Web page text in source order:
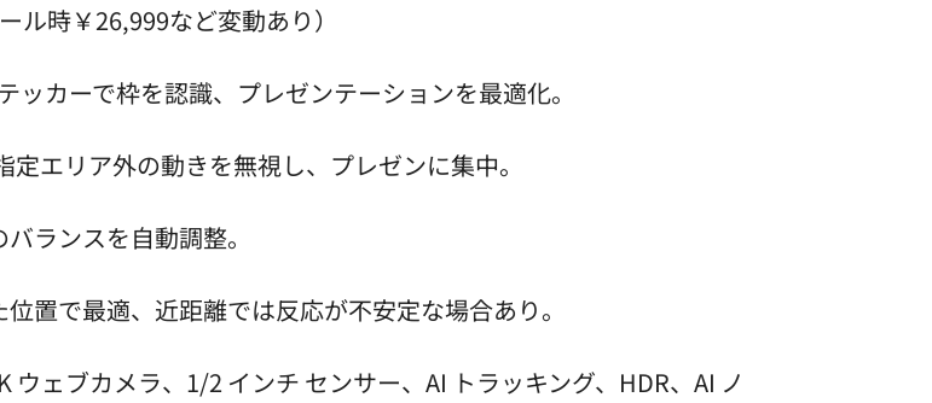
時￥26,999など変動あり）
カーで枠を認識、プレゼンテーションを最適化。
エリア外の動きを無視し、プレゼンに集中。
ランスを自動調整。
置で最適、近距離では反応が不安定な場合あり。
ェブカメラ、1/2 インチ センサー、AI トラッキング、HDR、AI ノ